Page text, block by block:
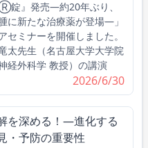
錠』発売―約20年ぶり、
に新たな治療薬が登場―」
セミナーを開催しました。
太先生（名古屋大学大学院
経外科学 教授）の講演
2026/6/30
を深める！―進化する
・予防の重要性